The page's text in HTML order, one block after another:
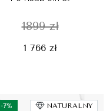
1899 zł
1 766 zł
-7% NATURALNY